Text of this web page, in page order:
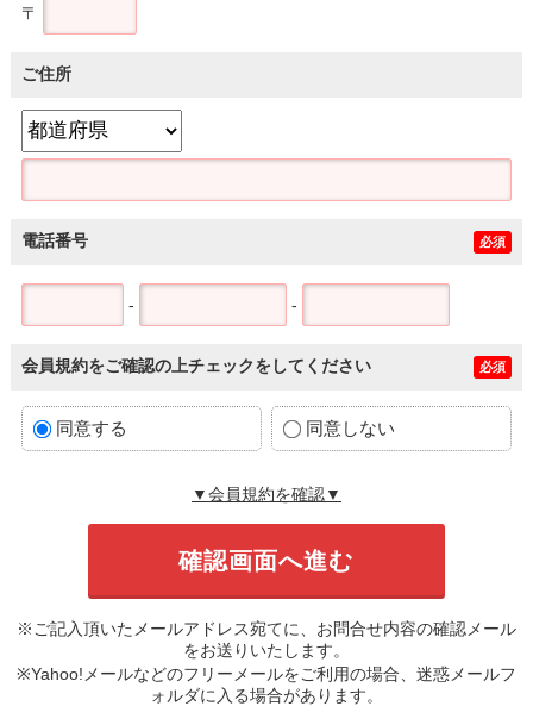
〒
ご住所
電話番号 必須
- -
会員規約をご確認の上チェックをしてください 必須
同意する 同意しない
▼会員規約を確認▼
※ご記入頂いたメールアドレス宛てに、お問合せ内容の確認メール
をお送りいたします。
※Yahoo!メールなどのフリーメールをご利用の場合、迷惑メールフ
ォルダに入る場合があります。